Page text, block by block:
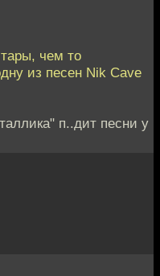
чем то
из песен Nik Cave
п..дит песни у